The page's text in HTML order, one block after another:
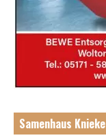
Samenhaus Knieke